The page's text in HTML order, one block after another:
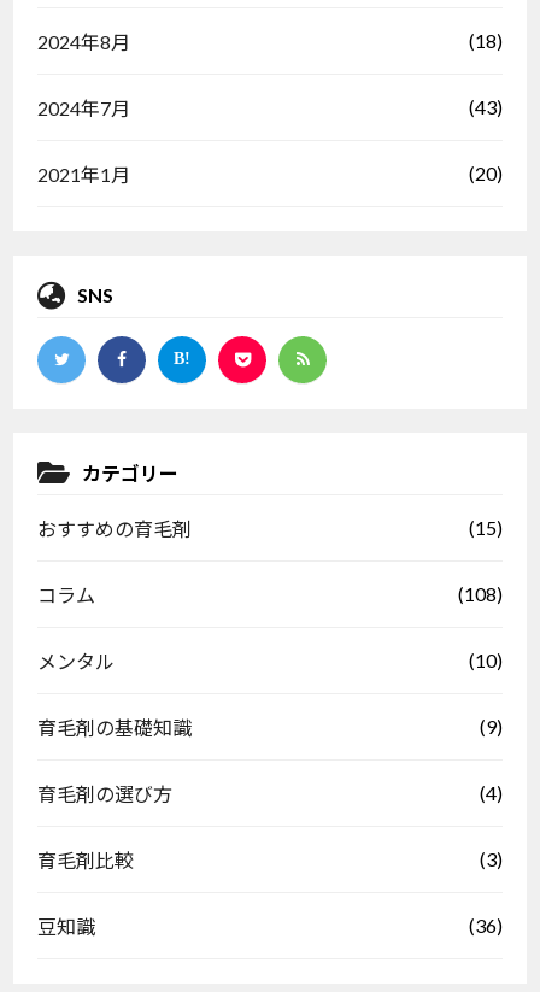
2024年8月 (18)
2024年7月 (43)
2021年1月 (20)
SNS
カテゴリー
おすすめの育毛剤 (15)
コラム (108)
メンタル (10)
育毛剤の基礎知識 (9)
育毛剤の選び方 (4)
育毛剤比較 (3)
豆知識 (36)